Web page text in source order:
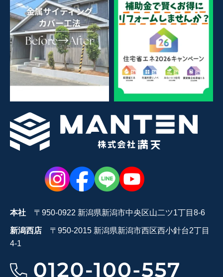
本社 〒950-0922 新潟県新潟市中央区山二ツ1丁目8-6
新潟西店 〒950-2015 新潟県新潟市西区西小針台2丁目
4-1